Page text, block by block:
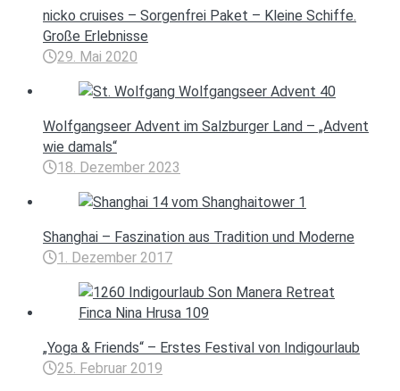
nicko cruises – Sorgenfrei Paket – Kleine Schiffe.
Große Erlebnisse
29. Mai 2020
Wolfgangseer Advent im Salzburger Land – „Advent
wie damals“
18. Dezember 2023
Shanghai – Faszination aus Tradition und Moderne
1. Dezember 2017
„Yoga & Friends“ – Erstes Festival von Indigourlaub
25. Februar 2019